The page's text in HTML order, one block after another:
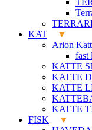
KAT
Arion
fast
KATTE
KATTE
KATTE
KATTE
FISK